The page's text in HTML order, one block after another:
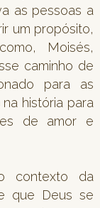
as pessoas a
um propósito,
Moisés,
caminho de
para as
história para
de amor e
contexto da
que Deus se